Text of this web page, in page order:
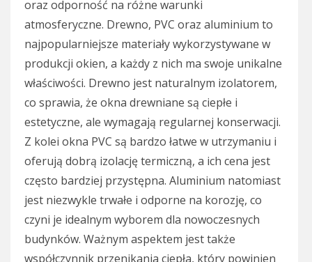
oraz odporność na różne warunki
atmosferyczne. Drewno, PVC oraz aluminium to
najpopularniejsze materiały wykorzystywane w
produkcji okien, a każdy z nich ma swoje unikalne
właściwości. Drewno jest naturalnym izolatorem,
co sprawia, że okna drewniane są ciepłe i
estetyczne, ale wymagają regularnej konserwacji.
Z kolei okna PVC są bardzo łatwe w utrzymaniu i
oferują dobrą izolację termiczną, a ich cena jest
często bardziej przystępna. Aluminium natomiast
jest niezwykle trwałe i odporne na korozję, co
czyni je idealnym wyborem dla nowoczesnych
budynków. Ważnym aspektem jest także
współczynnik przenikania ciepła, który powinien